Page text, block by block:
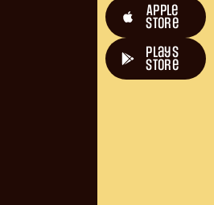
Apple
Store
plays
store